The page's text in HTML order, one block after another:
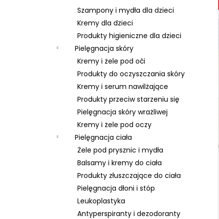
Szampony i mydła dla dzieci
Kremy dla dzieci
Produkty higieniczne dla dzieci
Pielęgnacja skóry
Kremy i żele pod oči
Produkty do oczyszczania skóry
Kremy i serum nawilżające
Produkty przeciw starzeniu się
Pielęgnacja skóry wrażliwej
Kremy i żele pod oczy
Pielęgnacja ciała
Żele pod prysznic i mydła
Balsamy i kremy do ciała
Produkty złuszczające do ciała
Pielęgnacja dłoni i stóp
Leukoplastyka
Antyperspiranty i dezodoranty
i
i